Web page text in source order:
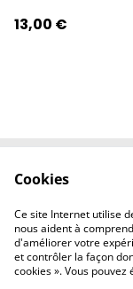
13,00 €
Cookies
Ce site Internet utilise
nous aident à
d'améliorer votre
et contrôler la façon
cookies ». Vous